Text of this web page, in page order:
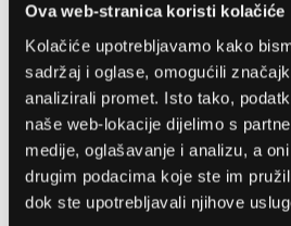
Ova web-stranica koristi kolačiće
Kolačiće upotrebljavamo kako
sadržaj i oglase, omogućili
analizirali promet. Isto tako,
naše web-lokacije dijelimo s
medije, oglašavanje i analizu, a
drugim podacima koje ste im
dok ste upotrebljavali njihove
OPTIKA NJEGO,